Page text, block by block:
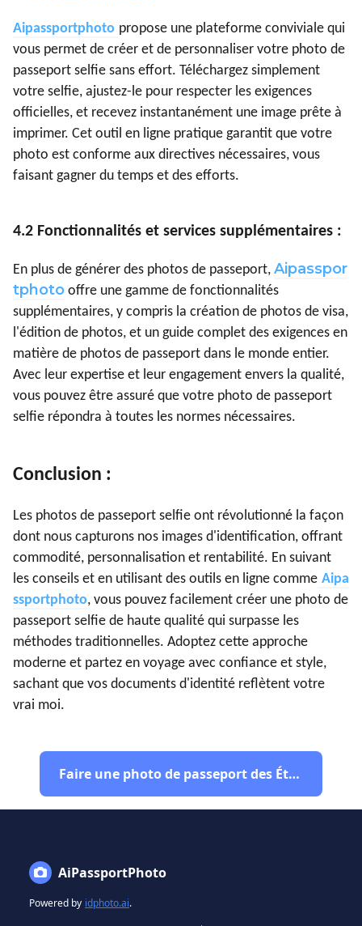
Aipassportphoto propose une plateforme conviviale qui
vous permet de créer et de personnaliser votre photo de
passeport selfie sans effort. Téléchargez simplement
votre selfie, ajustez-le pour respecter les exigences
officielles, et recevez instantanément une image prête à
imprimer. Cet outil en ligne pratique garantit que votre
photo est conforme aux directives nécessaires, vous
faisant gagner du temps et des efforts.
4.2 Fonctionnalités et services supplémentaires :
En plus de générer des photos de passeport, Aipasspor
tphoto offre une gamme de fonctionnalités
supplémentaires, y compris la création de photos de visa,
l'édition de photos, et un guide complet des exigences en
matière de photos de passeport dans le monde entier.
Avec leur expertise et leur engagement envers la qualité,
vous pouvez être assuré que votre photo de passeport
selfie répondra à toutes les normes nécessaires.
Conclusion :
Les photos de passeport selfie ont révolutionné la façon
dont nous capturons nos images d'identification, offrant
commodité, personnalisation et rentabilité. En suivant
les conseils et en utilisant des outils en ligne comme Aipa
ssportphoto, vous pouvez facilement créer une photo de
passeport selfie de haute qualité qui surpasse les
méthodes traditionnelles. Adoptez cette approche
moderne et partez en voyage avec confiance et style,
sachant que vos documents d'identité reflètent votre
vrai moi.
Faire une photo de passeport des États-Unis
AiPassportPhoto
Powered by idphoto.ai.